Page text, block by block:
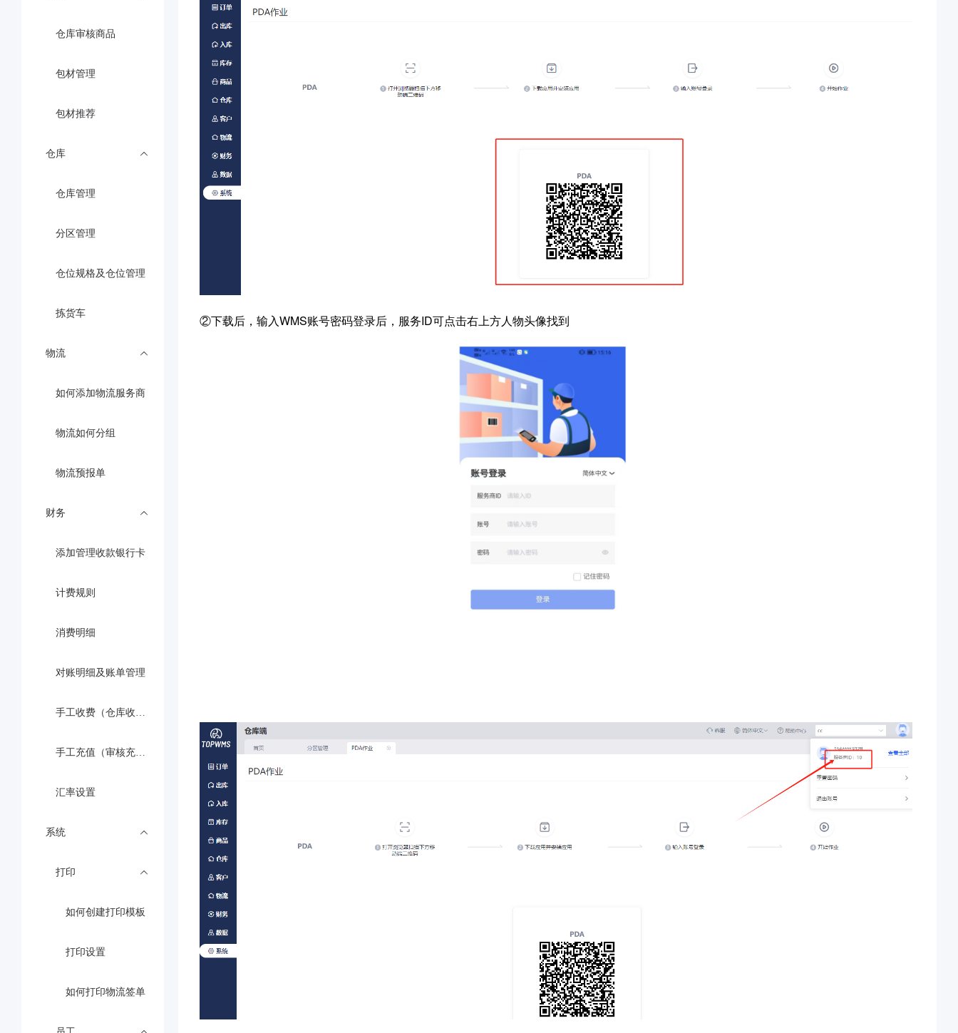
仓库审核商品
包材管理
包材推荐
仓库
仓库管理
分区管理
仓位规格及仓位管理
拣货车
物流
如何添加物流服务商
物流如何分组
物流预报单
财务
添加管理收款银行卡
计费规则
消费明细
对账明细及账单管理
手工收费（仓库收取额外费用）
手工充值（审核充值申请）
汇率设置
系统
打印
如何创建打印模板
打印设置
如何打印物流签单
②下载后，输入WMS账号密码登录后，服务ID可点击右上方人物头像找到